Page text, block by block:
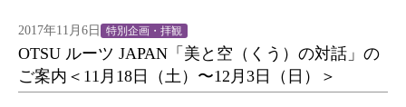
2017年11月6日 特別企画・拝観
OTSU ルーツ JAPAN「美と空（くう）の対話」の
ご案内＜11月18日（土）〜12月3日（日）＞